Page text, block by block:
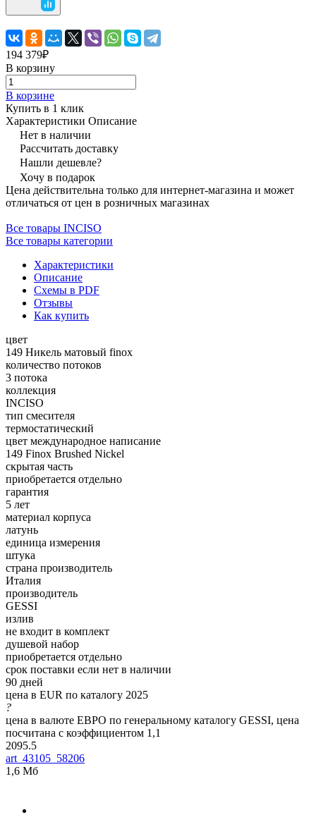
194 379₽
В корзину
В корзине
Купить в 1 клик
Характеристики Описание
Нет в наличии
Рассчитать доставку
Нашли дешевле?
Хочу в подарок
Цена действительна только для интернет-магазина и может
отличаться от цен в розничных магазинах
Все товары INCISO
Все товары категории
Характеристики
Описание
Схемы в PDF
Отзывы
Как купить
цвет
149 Никель матовый finox
количество потоков
3 потока
коллекция
INCISO
тип смесителя
термостатический
цвет международное написание
149 Finox Brushed Nickel
скрытая часть
приобретается отдельно
гарантия
5 лет
материал корпуса
латунь
единица измерения
штука
страна производитель
Италия
производитель
GESSI
излив
не входит в комплект
душевой набор
приобретается отдельно
срок поставки если нет в наличии
90 дней
цена в EUR по каталогу 2025
?
цена в валюте ЕВРО по генеральному каталогу GESSI, цена
посчитана с коэффициентом 1,1
2095.5
art_43105_58206
1,6 Мб